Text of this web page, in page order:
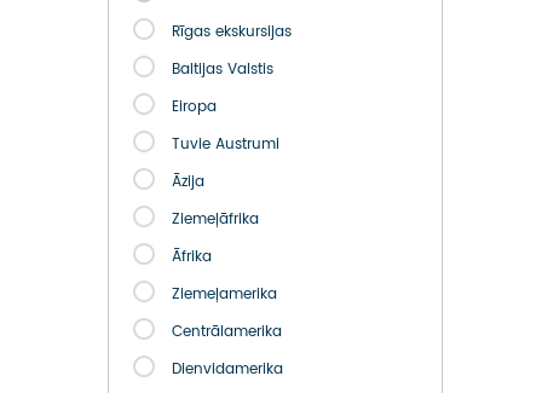
IMPRO PRIVĀTUMA POLITIKA
Rīgas ekskursijas
Baltijas Valstis
Eiropa
Tuvie Austrumi
Āzija
Ziemeļāfrika
Āfrika
Ziemeļamerika
Centrālamerika
Dienvidamerika